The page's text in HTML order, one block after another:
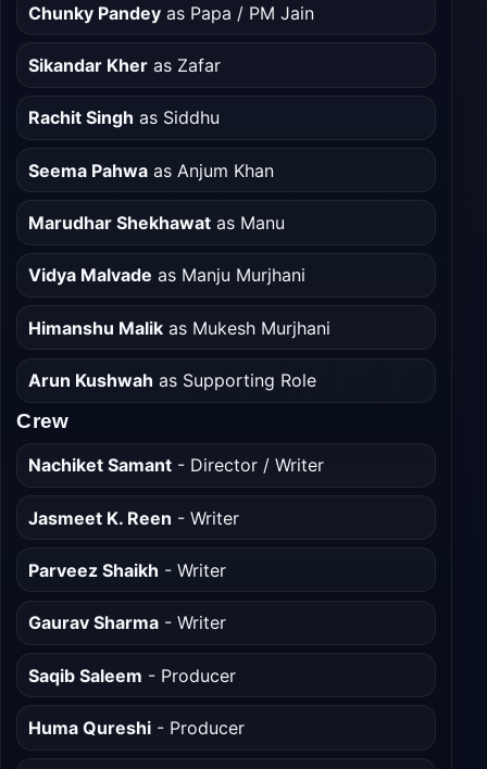
Chunky Pandeyas Papa / PM Jain
Sikandar Kheras Zafar
Rachit Singh as Siddhu
Seema Pahwaas Anjum Khan
Marudhar Shekhawatas Manu
Vidya Malvade as Manju Murjhani
Himanshu Malikas Mukesh Murjhani
Arun Kushwah as Supporting Role
Crew
Nachiket Samant- Director / Writer
Jasmeet K. Reen - Writer
Parveez Shaikh - Writer
Gaurav Sharma- Writer
Saqib Saleem - Producer
Huma Qureshi- Producer